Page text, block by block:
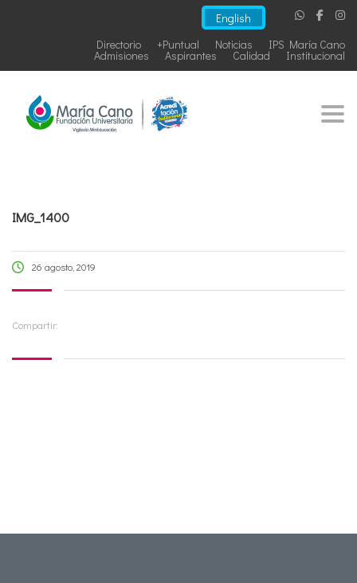
English
IPS María Cano
Noticias
+Puntual
Directorio
Institucional
Calidad
Aspirantes
Admisiones
IMG_1400
26 agosto, 2019
Compartir: